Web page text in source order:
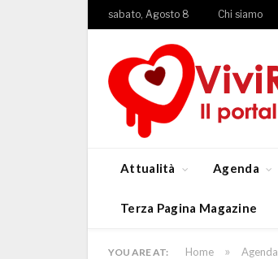
sabato, Agosto 8 Chi siamo
Attualità Agenda
Terza Pagina Magazine
YOU ARE AT: Home » Agenda